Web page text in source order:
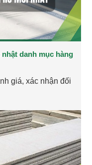
danh mục hàng
giá, xác nhận đối